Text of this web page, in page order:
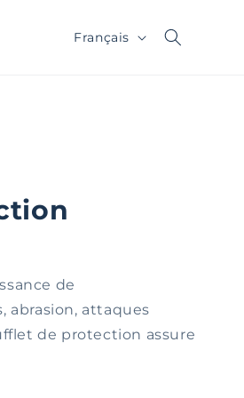
Langue
Français
de
abrasion, attaques
de protection assure